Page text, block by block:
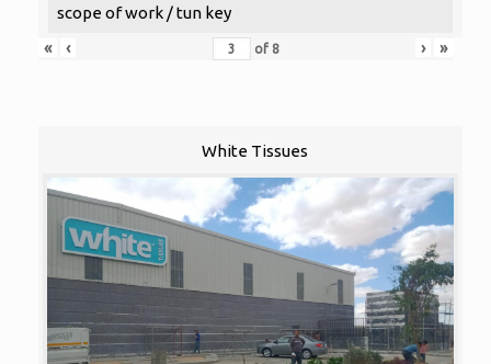
scope of work / tun key
«
‹ of 8 › »
White Tissues